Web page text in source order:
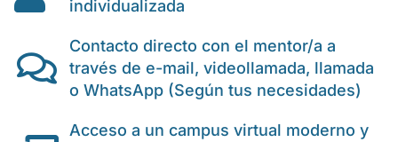
individualizada
Contacto directo con el mentor/a a
través de e-mail, videollamada, llamada
o WhatsApp (Según tus necesidades)
Acceso a un campus virtual moderno y